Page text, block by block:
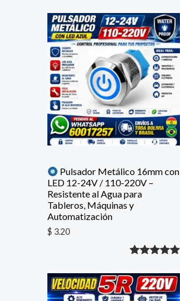
Pulsador Metálico 16mm con
LED 12-24V / 110-220V –
Resistente al Agua para
Tableros, Máquinas y
Automatización
$ 3.20
con5.00de
5 en base